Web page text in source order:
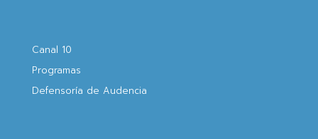
Canal 10
Programas
Defensoría de Audencia